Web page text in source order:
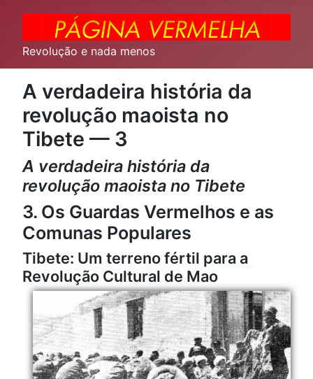
Revolução e nada menos
A verdadeira história da
revolução maoista no
Tibete — 3
A verdadeira história da
revolução maoista no Tibete
3. Os Guardas Vermelhos e as
Comunas Populares
Tibete: Um terreno fértil para a
Revolução Cultural de Mao